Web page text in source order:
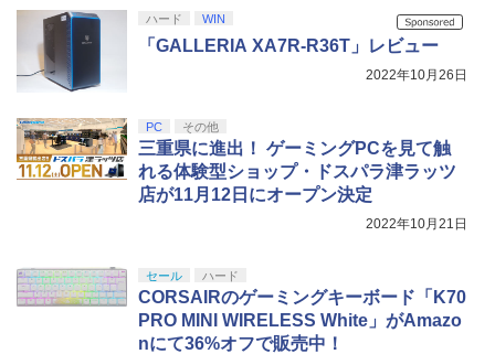
【中古】妖怪ウォッチ3 スシ (【特典】
限定"妖怪ドリームメダル"「KKブラザー
ズ メダル」同梱) - 3DS
￥4,400
子 ]
￥4,517
5
ニンテンドープリペイド番号 5000円|オ
￥5,000
￥10,737
￥10,737
【国内正規品】Thrustmaster スラスト
マスター TH8S シフター - PC、PS4、P
￥14,141
劇場版「鬼滅の刃」無限城編 第一章 猗
窩座再来 完全生産限定版 [Blu-ray]
5
【Amazon.co.jp限定】劇場版モノノ怪
第三章 蛇神 (オリジナル特典:オリジナル
巾着＋メーカー特典:【坤と離】二振りの
剣、十翼より来たる！スタジオ描き下ろ
￥8,800
ハード WIN
「GALLERIA XA7R-R36T」レビュー
2022年10月26日
PC その他
三重県に進出！ ゲーミングPCを見て触
れる体験型ショップ・ドスパラ津ラッツ
店が11月12日にオープン決定
2022年10月21日
セール ハード
CORSAIRのゲーミングキーボード「K70
PRO MINI WIRELESS White」がAmazo
nにて36%オフで販売中！